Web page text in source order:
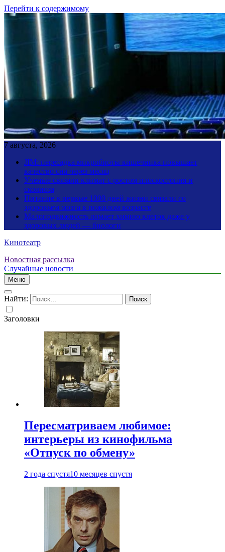
Перейти к содержимому
7 августа, 2026
JIM: пересадка микробиоты кишечника повышает
качество сна через месяц
Ученые связали климат с ростом плоскостопия и
сколиоза
Питание в первые 1000 дней жизни связали со
здоровьем мозга в пожилом возрасте
Малоподвижность ломает химию клеток даже у
здоровых людей — биологи
Кинотеатр
Новостная рассылка
Случайные новости
Меню
Найти:
Заголовки
Пересматриваем любимое:
интерьеры из кинофильма
«Отпуск по обмену»
2 года спустя10 месяцев спустя